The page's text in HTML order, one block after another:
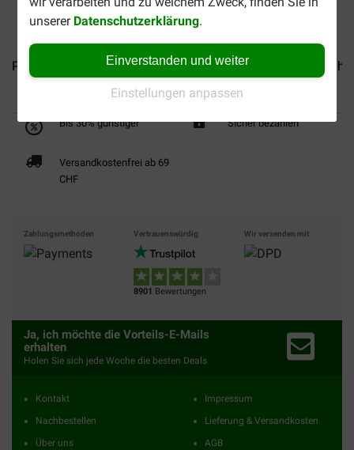
unserer Datenschutzerklärung.
Einverstanden und weiter
Einstellungen anpassen
Perfect Fit Indoor 1+ mit... Perfect Fit Senior 7+ mit...
Bis 30% günstiger Sicher bezahlen
Versandkostenfrei ab 69
CHF
Zahlungsmethoden Vertrauenswürdig
8901 Bewertungen
Wir versenden mit
Ja, ich möchte die Vorteils-E-Mails
erhalten
Holen Sie sich jede Woche die besten Deals
Kontakt
Nachbestellen
Über uns
Impressum
Lieferung & Versandkosten
AGB